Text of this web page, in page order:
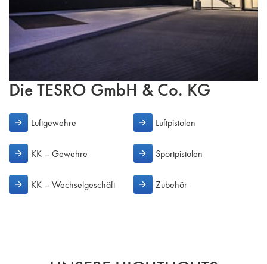
Die TESRO GmbH & Co. KG
Luftgewehre Luftpistolen
KK – Gewehre Sportpistolen
KK – Wechselgeschäft Zubehör